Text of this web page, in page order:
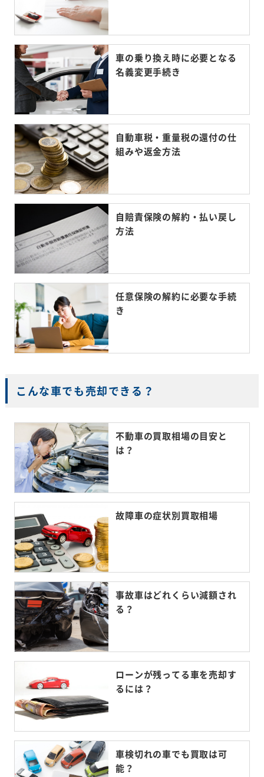
車の乗り換え時に必要となる
名義変更手続き
自動車税・重量税の還付の仕
組みや返金方法
自賠責保険の解約・払い戻し
方法
任意保険の解約に必要な手続
き
こんな車でも売却できる？
不動車の買取相場の目安と
は？
故障車の症状別買取相場
事故車はどれくらい減額され
る？
ローンが残ってる車を売却す
るには？
車検切れの車でも買取は可
能？